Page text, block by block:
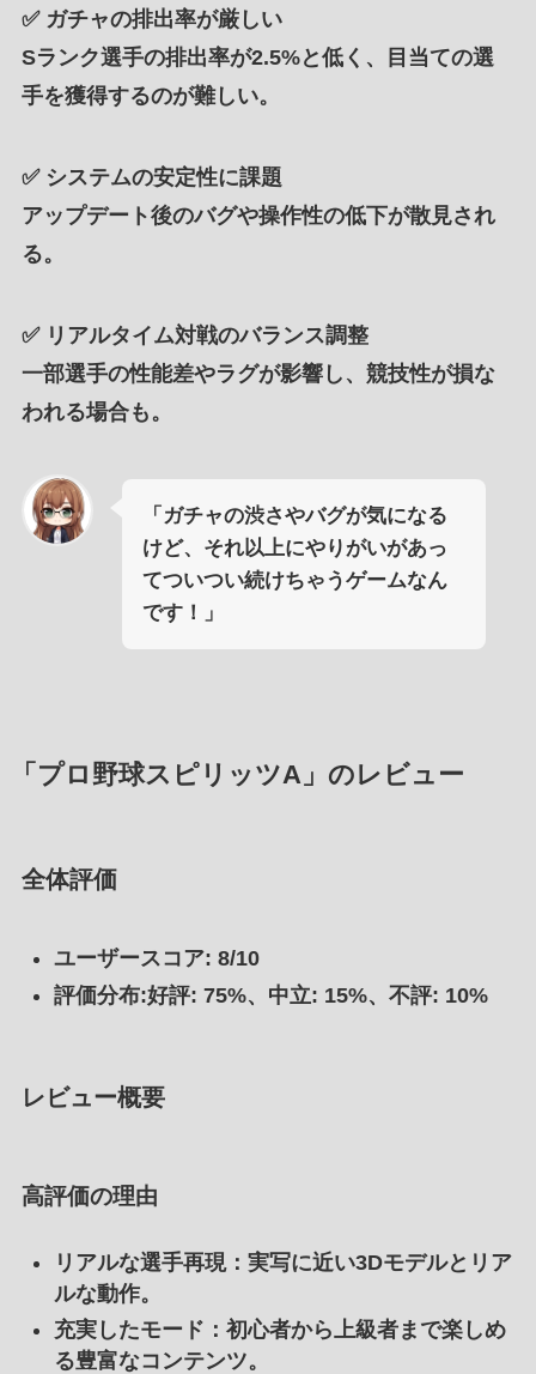
✅ ガチャの排出率が厳しい
Sランク選手の排出率が2.5%と低く、目当ての選
手を獲得するのが難しい。
✅ システムの安定性に課題
アップデート後のバグや操作性の低下が散見され
る。
✅ リアルタイム対戦のバランス調整
一部選手の性能差やラグが影響し、競技性が損な
われる場合も。
「ガチャの渋さやバグが気になる
けど、それ以上にやりがいがあっ
てついつい続けちゃうゲームなん
です！」
「プロ野球スピリッツA」のレビュー
全体評価
ユーザースコア: 8/10
評価分布:好評: 75%、中立: 15%、不評: 10%
レビュー概要
高評価の理由
リアルな選手再現：実写に近い3Dモデルとリア
ルな動作。
充実したモード ：初心者から上級者まで楽しめ
る豊富なコンテンツ。